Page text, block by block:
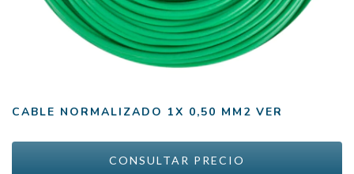
CABLE NORMALIZADO 1X 0,50 MM2 VER